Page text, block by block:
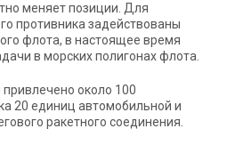
меняет позиции. Для
противника задействованы
флота, в настоящее время
в морских полигонах флота.
привлечено около 100
20 единиц автомобильной и
ракетного соединения.